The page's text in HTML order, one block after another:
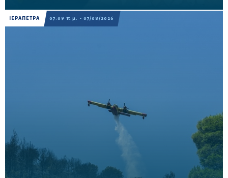
ΙΕΡΑΠΕΤΡΑ 07:09 π.μ. - 07/08/2026